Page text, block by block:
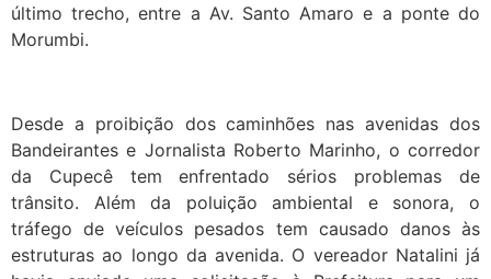
último trecho, entre a Av. Santo Amaro e a ponte do
Morumbi.
Desde a proibição dos caminhões nas avenidas dos
Bandeirantes e Jornalista Roberto Marinho, o corredor
da Cupecê tem enfrentado sérios problemas de
trânsito. Além da poluição ambiental e sonora, o
tráfego de veículos pesados tem causado danos às
estruturas ao longo da avenida. O vereador Natalini já